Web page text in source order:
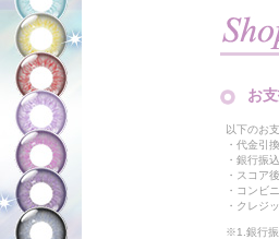
お
以下のお
・代金引換
・銀行振
・スコア
・コンビ
・クレジ
※1.銀行振